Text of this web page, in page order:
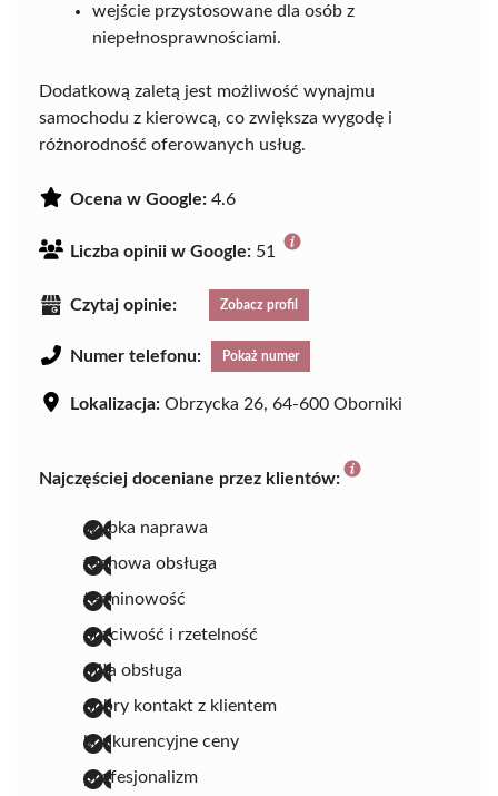
wejście przystosowane dla osób z
niepełnosprawnościami.
Dodatkową zaletą jest możliwość wynajmu
samochodu z kierowcą, co zwiększa wygodę i
różnorodność oferowanych usług.
Ocena w Google: 4.6
Liczba opinii w Google: 51
Czytaj opinie: Zobacz profil
Numer telefonu: Pokaż numer
Lokalizacja: Obrzycka 26, 64-600 Oborniki
Najczęściej doceniane przez klientów:
szybka naprawa
fachowa obsługa
terminowość
uczciwość i rzetelność
miła obsługa
dobry kontakt z klientem
konkurencyjne ceny
profesjonalizm